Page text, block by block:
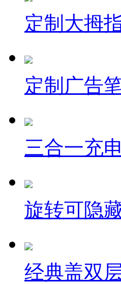
定制大拇
定制广告
三合一充
旋转可隐
经典盖双